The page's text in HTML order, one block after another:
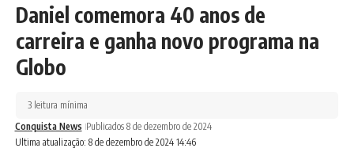
Daniel comemora 40 anos de
carreira e ganha novo programa na
Globo
Ultima atualização: 8 de dezembro de 2024 14:46
Conquista News Publicados 8 de dezembro de 2024
3 leitura mínima